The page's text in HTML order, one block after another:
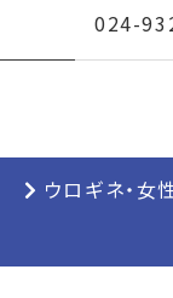
024-
ウロギネ・女